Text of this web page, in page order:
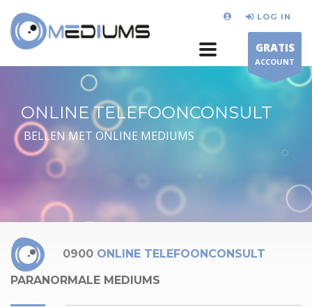
LOG IN
GRATIS
ACCOUNT
ONLINE TELEFOONCONSULT
BELLEN MET ONLINE MEDIUMS
0900 ONLINE TELEFOONCONSULT
PARANORMALE MEDIUMS